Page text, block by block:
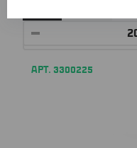
АРТ. 3300225